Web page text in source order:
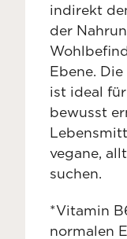
indirekt
der
Ebene. Die
ist ideal
bewusst
vegane,
suchen.
*Vitamin
normalen